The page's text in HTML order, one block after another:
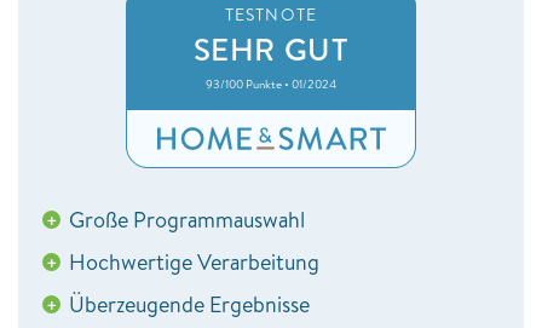
TESTNOTE
SEHR GUT
93/100 Punkte • 01/2024
+ Große Programmauswahl
+ Hochwertige Verarbeitung
+ Überzeugende Ergebnisse